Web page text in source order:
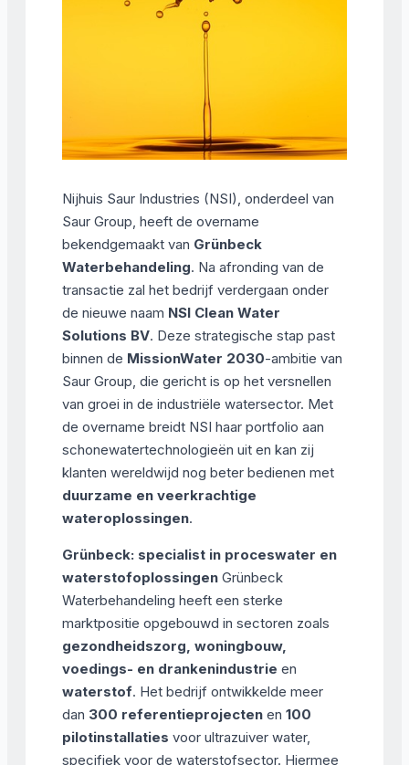
Nijhuis Saur Industries (NSI), onderdeel van
Saur Group, heeft de overname
bekendgemaakt van Grünbeck
Waterbehandeling. Na afronding van de
transactie zal het bedrijf verdergaan onder
de nieuwe naam NSI Clean Water
Solutions BV. Deze strategische stap past
binnen de MissionWater 2030-ambitie van
Saur Group, die gericht is op het versnellen
van groei in de industriële watersector. Met
de overname breidt NSI haar portfolio aan
schonewatertechnologieën uit en kan zij
klanten wereldwijd nog beter bedienen met
duurzame en veerkrachtige
wateroplossingen.
Grünbeck: specialist in proceswater en
waterstofoplossingen Grünbeck
Waterbehandeling heeft een sterke
marktpositie opgebouwd in sectoren zoals
gezondheidszorg, woningbouw,
voedings- en drankenindustrie en
waterstof. Het bedrijf ontwikkelde meer
dan 300 referentieprojecten en 100
pilotinstallaties voor ultrazuiver water,
specifiek voor de waterstofsector. Hiermee